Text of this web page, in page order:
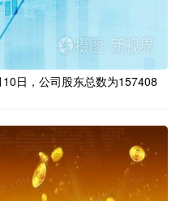
日，公司股东总数为157408